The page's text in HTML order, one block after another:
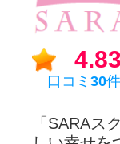
4.83
口コミ 30件
「SARAス